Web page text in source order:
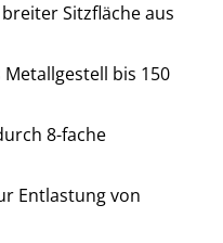
Sitzfläche aus
bis 150
8-fache
Entlastung von